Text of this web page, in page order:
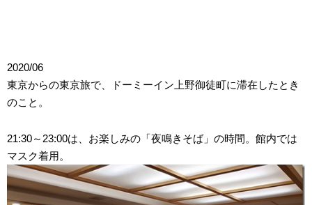
2020/06
東京からの東京旅で、ドーミーイン上野御徒町に滞在したとき
のこと。
21:30～23:00は、お楽しみの「夜鳴きそば」の時間。館内では
マスク着用。